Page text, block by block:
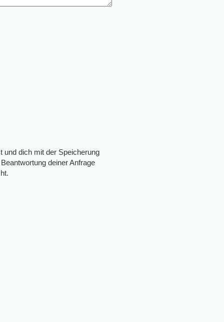
und dich mit der Speicherung
deiner Anfrage